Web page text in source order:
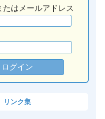
たはメールアドレス
リンク集